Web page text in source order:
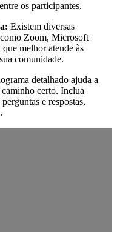
os participantes.
Existem diversas
Zoom, Microsoft
melhor atende às
comunidade.
detalhado ajuda a
certo. Inclua
e respostas,